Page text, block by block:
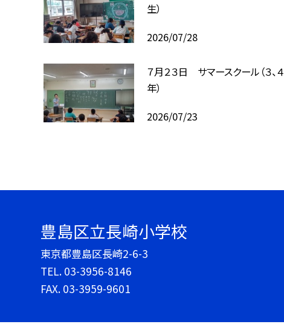
生）
2026/07/28
７月２３日 サマースクール（３、４
年）
2026/07/23
豊島区立長崎小学校
東京都豊島区長崎2-6-3
TEL. 03-3956-8146
FAX. 03-3959-9601